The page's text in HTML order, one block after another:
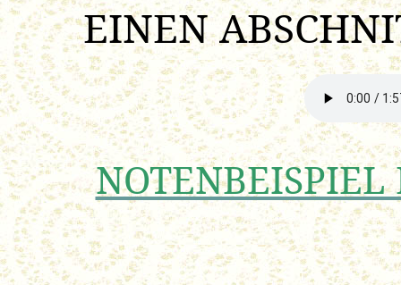
EINEN
NOTENBEISPIEL